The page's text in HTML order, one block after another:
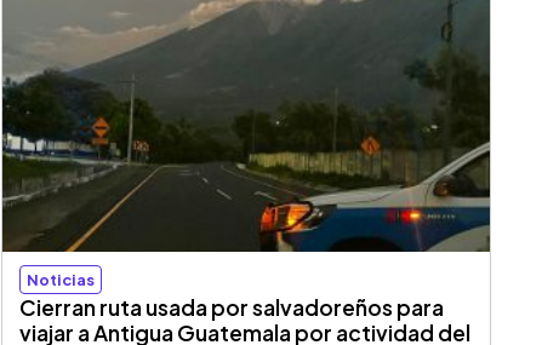
Noticias
Cierran ruta usada por salvadoreños para
viajar a Antigua Guatemala por actividad del